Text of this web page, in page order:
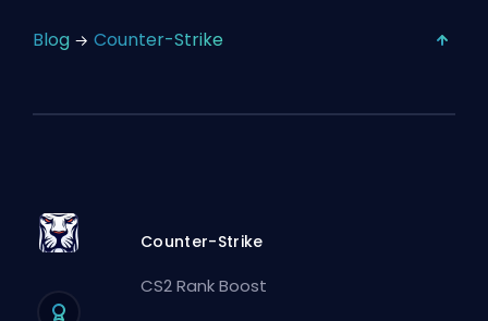
Blog Counter-Strike
Counter-Strike
CS2 Rank Boost